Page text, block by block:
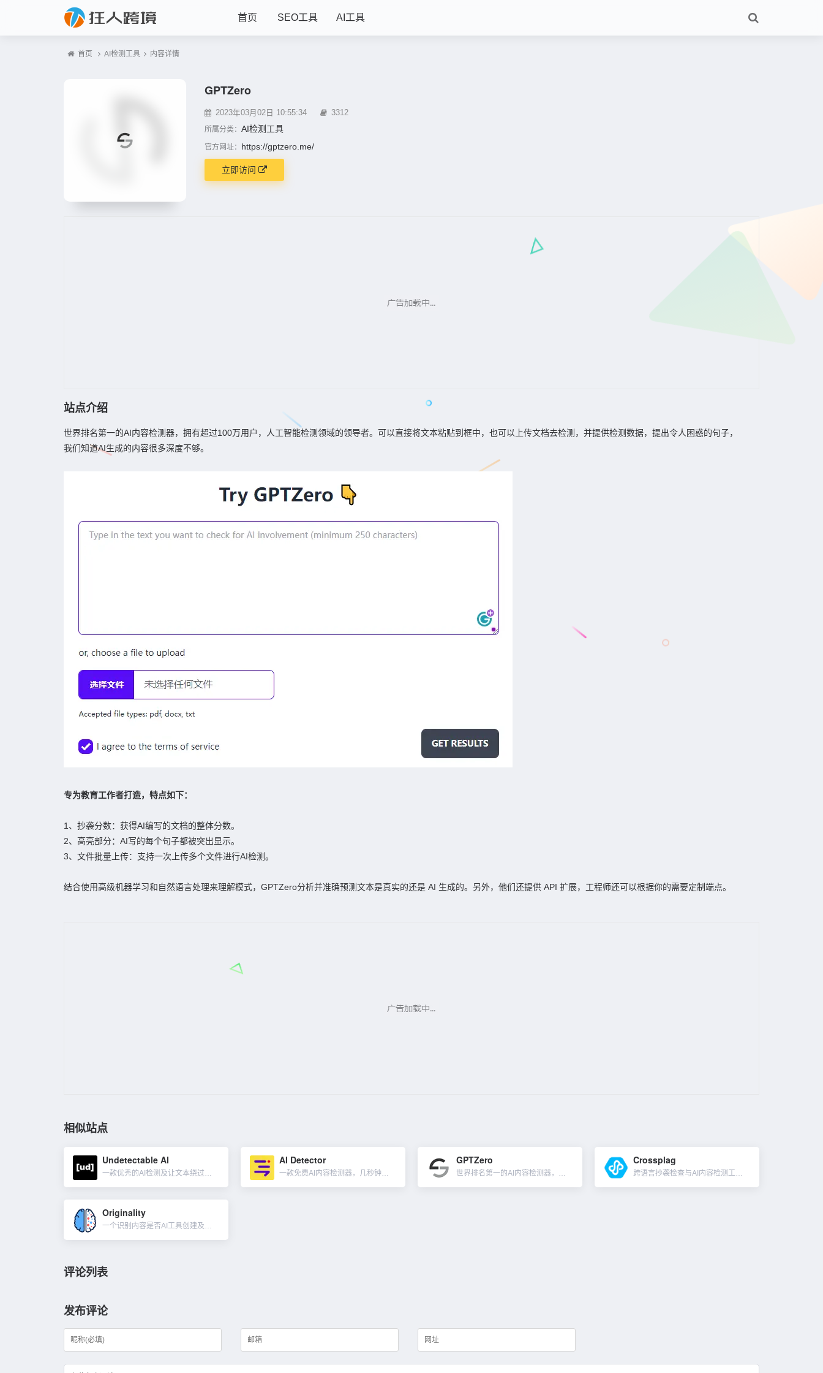
首页 SEO工具 AI工具
首页 AI检测工具 内容详情
GPTZero
2023年03月02日 10:55:34
3312
所属分类：AI检测工具
官方网址： https://gptzero.me/
立即访问
站点介绍
世界排名第一的AI内容检测器，拥有超过100万用户，人工智能检测领域的领导者。可以直接将文本粘贴到框中，也可以上传文档去检测，并提供检测数据，提出令人困惑的句子，
我们知道AI生成的内容很多深度不够。
专为教育工作者打造，特点如下：
1、抄袭分数：获得AI编写的文档的整体分数。
2、高亮部分：AI写的每个句子都被突出显示。
3、文件批量上传：支持一次上传多个文件进行AI检测。
结合使用高级机器学习和自然语言处理来理解模式，GPTZero分析并准确预测文本是真实的还是 AI 生成的。另外，他们还提供 API 扩展，工程师还可以根据你的需要定制端点。
相似站点
Undetectable AI
一款优秀的AI检测及让文本绕过人工智能检测的工具。人工智能文本人性化工具可以增强你的内容，让内容有人类写作的质量，从而避开来自 ChatGPT、Brad、Jasper、Copy.ai 和其它 AI 工...
AI Detector
一款免费AI内容检测器，几秒钟内可以知道是否内容是由 AI 编写的。AI Detector 的 ChatGPT 检测器比通用 AI 分类器的工作层次更深，可以准确检测机器人写出的内容。提示：至少需要...
GPTZero
世界排名第一的AI内容检测器，拥有超过100万用户，人工智能检测领域的领导者。可以直接将文本粘贴到框中，也可以上传文档去检测，并提供检测数据，提出令人困惑的句子，我们知道AI生成的内容很多深度不够。...
Crossplag
跨语言抄袭检查与AI内容检测工具。当原创性受到威胁时，用AI内容检测器进行闪电般快速的真实性验证。Crossplag的AI Detector经过训练，可以通过结合使用机器学习算法和自然语言处理技术来精...
Originality
一个识别内容是否AI工具创建及抄袭的检测工具。Originality.AI 由内容营销和 GPT-3 AI 专家组成的团队构建，深入了解你的需求，当你浏览网页并阅读怀疑是 AI 生成的文章时，你现在可...
评论列表
发布评论